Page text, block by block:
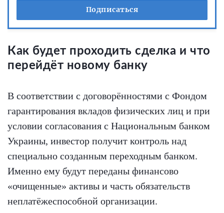
Подписаться
Как будет проходить сделка и что
перейдёт новому банку
В соответствии с договорённостями с Фондом
гарантирования вкладов физических лиц и при
условии согласования с Национальным банком
Украины, инвестор получит контроль над
специально созданным переходным банком.
Именно ему будут переданы финансово
«очищенные» активы и часть обязательств
неплатёжеспособной организации.